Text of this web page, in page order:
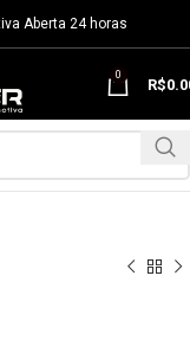
Aberta 24 horas
0
R$